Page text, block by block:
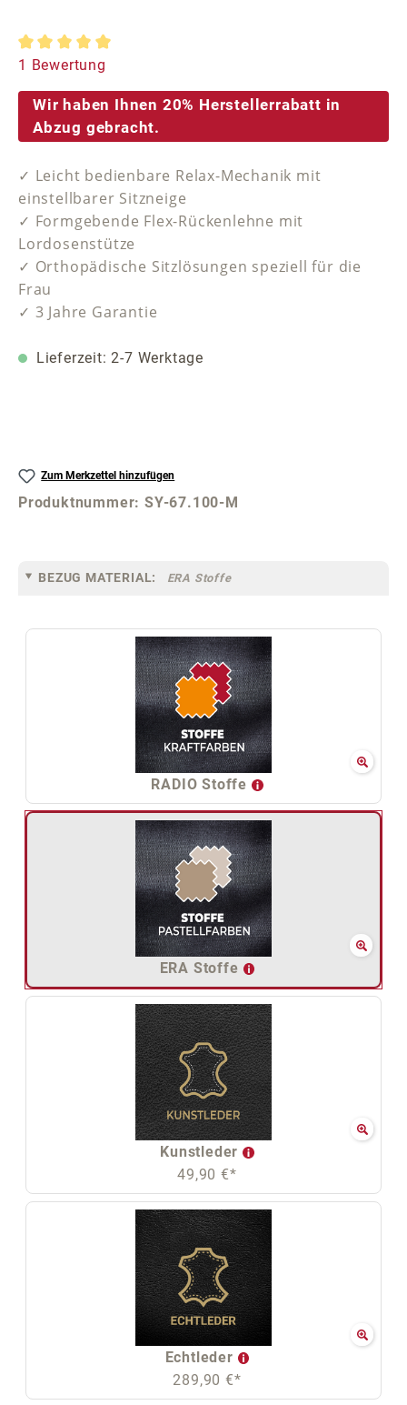
Durchschnittliche Bewertung von 5 von 5 Sternen
1 Bewertung
Wir haben Ihnen 20% Herstellerrabatt in
Abzug gebracht.
✓ Leicht bedienbare Relax-Mechanik mit
einstellbarer Sitzneige
✓ Formgebende Flex-Rückenlehne mit
Lordosenstütze
✓ Orthopädische Sitzlösungen speziell für die
Frau
✓ 3 Jahre Garantie
Lieferzeit: 2-7 Werktage
Zum Merkzettel hinzufügen
Produktnummer:SY-67.100-M
BEZUG MATERIAL: ERA Stoffe
RADIO Stoffe
ERA Stoffe
Kunstleder
49,90 €*
Echtleder
289,90 €*